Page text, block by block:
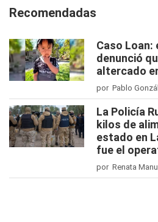
Recomendadas
Caso Loan:
denunció
altercado
por Pablo
La Policía
kilos de
estado en
fue el
por Renata